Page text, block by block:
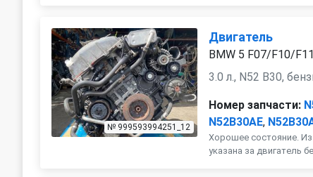
№ 999593994251_12
Двигатель
BMW 5 F07/F10/
3.0 л., N52 B30,
Номер запчасти:
N52B30AE,
Хорошее состояние.
указана за двигатель